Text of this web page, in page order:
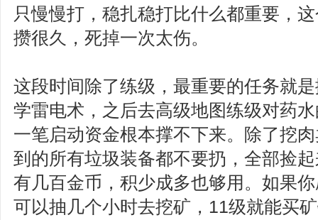
只慢慢打，稳扎稳打比什么都重要，
攒很久，死掉一次太伤。
这段时间除了练级，最重要的任务就
学雷电术，之后去高级地图练级对药
一笔启动资金根本撑不下来。除了挖
到的所有垃圾装备都不要扔，全部捡
有几百金币，积少成多也够用。如果
可以抽几个小时去挖矿，11级就能买